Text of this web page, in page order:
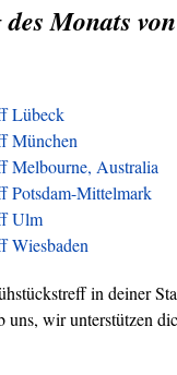
Monats
Lübeck
München
Melbourne, Australia
Potsdam-Mittelmark
Ulm
Wiesbaden
in deiner
uns, wir unterstützen